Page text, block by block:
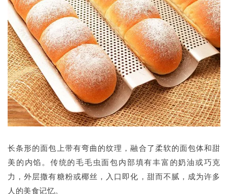
长条形的面包上带有弯曲的纹理，融合了柔软的面包体和甜
美的内馅。传统的毛毛虫面包内部填有丰富的奶油或巧克
力，外层撒有糖粉或椰丝，入口即化，甜而不腻，成为许多
人的美食记忆。